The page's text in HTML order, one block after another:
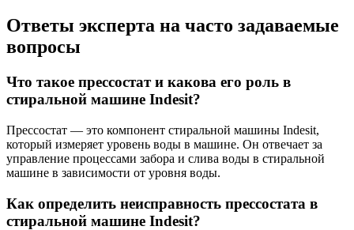
Ответы эксперта на часто задаваемые
вопросы
Что такое прессостат и какова его роль в
стиральной машине Indesit?
Прессостат — это компонент стиральной машины Indesit,
который измеряет уровень воды в машине. Он отвечает за
управление процессами забора и слива воды в стиральной
машине в зависимости от уровня воды.
Как определить неисправность прессостата в
стиральной машине Indesit?